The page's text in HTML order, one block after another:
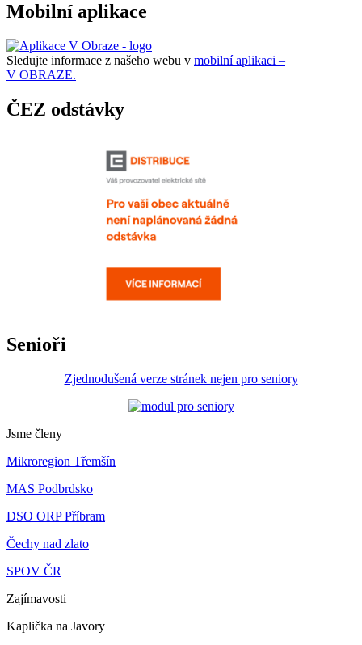
Mobilní aplikace
Sledujte informace z našeho webu v mobilní aplikaci –
V OBRAZE.
ČEZ odstávky
Senioři
Zjednodušená verze stránek nejen pro seniory
Jsme členy
Mikroregion Třemšín
MAS Podbrdsko
DSO ORP Příbram
Čechy nad zlato
SPOV ČR
Zajímavosti
Kaplička na Javory